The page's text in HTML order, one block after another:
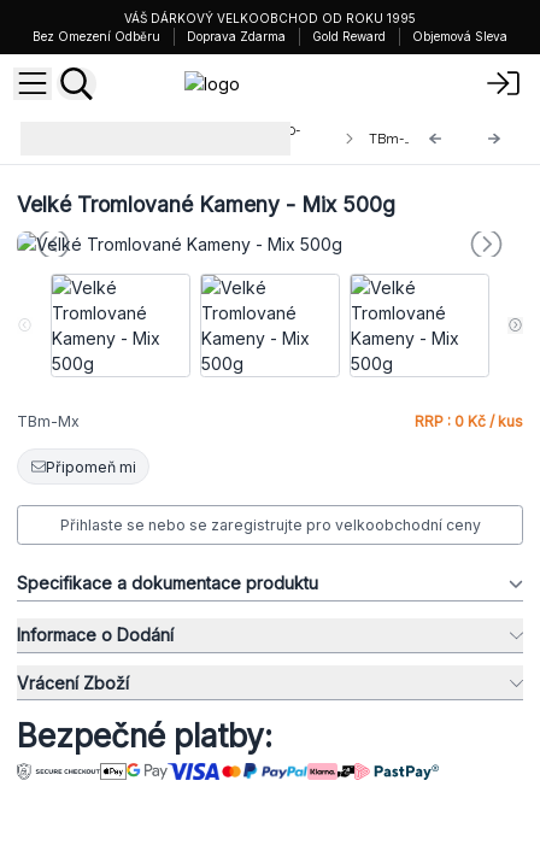
VÁŠ DÁRKOVÝ VELKOOBCHOD OD ROKU 1995
Bez Omezení Odběru
Doprava Zdarma Gold Reward Objemová Sleva
Střední a Velké Vzácné Kameny 10-
TBm-Mx
Velké Tromlované Kameny - Mix 500g
TBm-Mx RRP : 0 Kč / kus
Připomeň mi
Přihlaste se nebo se zaregistrujte pro velkoobchodní ceny
Specifikace a dokumentace produktu
Informace o Dodání
Vrácení Zboží
Bezpečné platby: